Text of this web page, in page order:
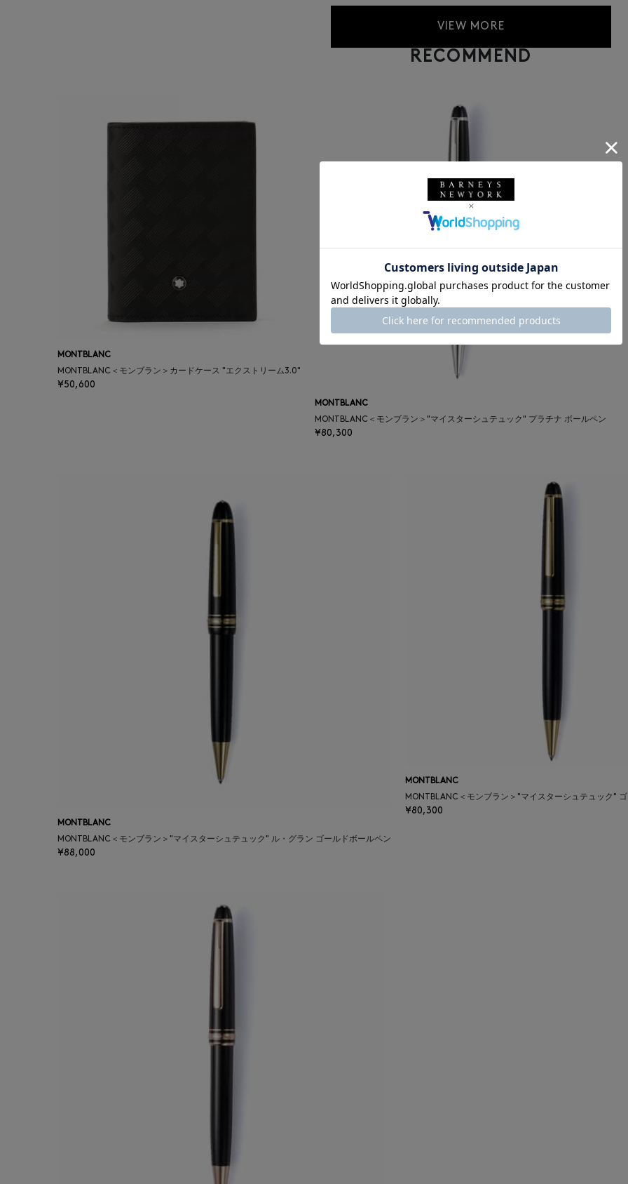
VIEW MORE
RECOMMEND
MONTBLANC
MONTBLANC＜モンブラン＞カードケース "エクストリーム3.0"
¥50,600
MONTBLANC
MONTBLANC＜モンブラン＞"マイスターシュテュック" プラチナ ボールペン
¥80,300
MONTBLANC
MONTBLANC＜モンブラン＞"マイスターシュテュック" ル・グラン ゴールドボールペン
¥88,000
MONTBLANC
MONTBLANC＜モンブラン＞"マイスターシュテュック"
¥80,300